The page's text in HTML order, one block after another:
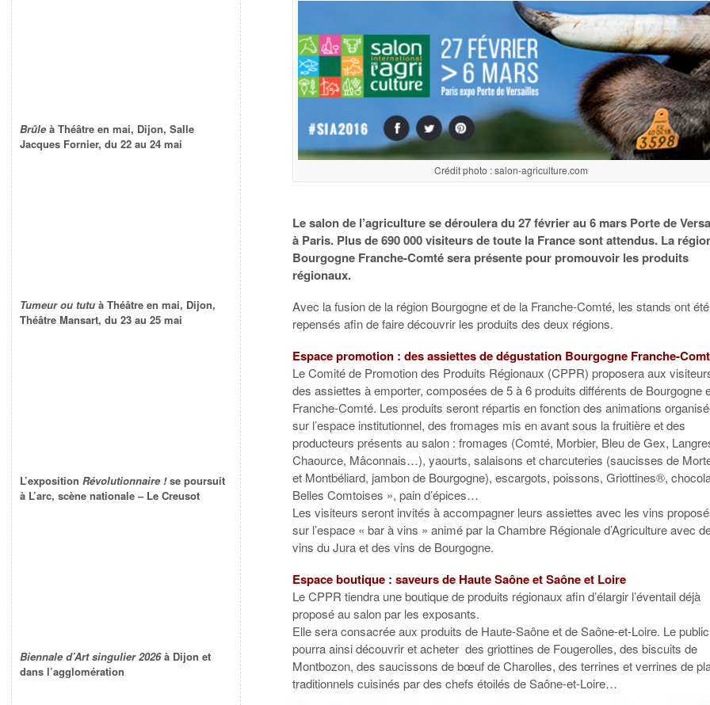
Crédit photo : salon-agriculture.com
Le salon de l’agriculture se déroulera du 27 février au 6 mars Porte de
à Paris. Plus de 690 000 visiteurs de toute la France sont attendus. La
Bourgogne Franche-Comté sera présente pour promouvoir les produits
régionaux.
Avec la fusion de la région Bourgogne et de la Franche-Comté, les stands ont été
repensés afin de faire découvrir les produits des deux régions.
Espace promotion : des assiettes de dégustation Bourgogne Franche-
Le Comité de Promotion des Produits Régionaux (CPPR) proposera aux
des assiettes à emporter, composées de 5 à 6 produits différents de Bourgogne
Franche-Comté. Les produits seront répartis en fonction des animations
sur l’espace institutionnel, des fromages mis en avant sous la fruitière et des
producteurs présents au salon : fromages (Comté, Morbier, Bleu de Gex,
Chaource, Mâconnais…), yaourts, salaisons et charcuteries (saucisses de
et Montbéliard, jambon de Bourgogne), escargots, poissons, Griottines®,
Belles Comtoises », pain d’épices…
Les visiteurs seront invités à accompagner leurs assiettes avec les vins
sur l’espace « bar à vins » animé par la Chambre Régionale d’Agriculture avec
vins du Jura et des vins de Bourgogne.
Espace boutique : saveurs de Haute Saône et Saône et Loire
Le CPPR tiendra une boutique de produits régionaux afin d’élargir l’éventail déjà
proposé au salon par les exposants.
Elle sera consacrée aux produits de Haute-Saône et de Saône-et-Loire. Le public
pourra ainsi découvrir et acheter des griottines de Fougerolles, des biscuits de
Montbozon, des saucissons de bœuf de Charolles, des terrines et verrines de
traditionnels cuisinés par des chefs étoilés de Saône-et-Loire…
Brûle à Théâtre en mai, Dijon, Salle
Jacques Fornier, du 22 au 24 mai
Tumeur ou tutu à Théâtre en mai, Dijon,
Théâtre Mansart, du 23 au 25 mai
L’exposition Révolutionnaire !se poursuit
à L’arc, scène nationale – Le Creusot
Biennale d’Art singulier 2026à Dijon et
dans l’agglomération